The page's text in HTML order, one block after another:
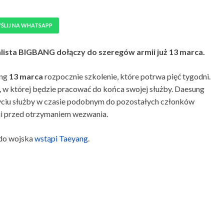
NA WHATSAPP
BIGBANG dołączy do szeregów armii już 13 marca.
13 marca rozpocznie szkolenie, które potrwa pięć tygodni.
której będzie pracować do końca swojej służby. Daesung
służby w czasie podobnym do pozostałych członków
przed otrzymaniem wezwania.
wojskawstąpi Taeyang.